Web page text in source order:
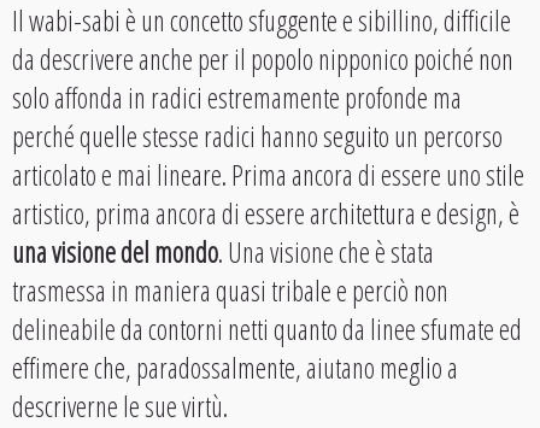
Il wabi-sabi è un concetto sfuggente e sibillino, difficile
da descrivere anche per il popolo nipponico poiché non
solo affonda in radici estremamente profonde ma
perché quelle stesse radici hanno seguito un percorso
articolato e mai lineare. Prima ancora di essere uno stile
artistico, prima ancora di essere architettura e design, è
una visione del mondo. Una visione che è stata
trasmessa in maniera quasi tribale e perciò non
delineabile da contorni netti quanto da linee sfumate ed
effimere che, paradossalmente, aiutano meglio a
descriverne le sue virtù.